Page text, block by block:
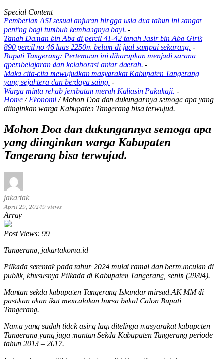
Special Content
Pemberian ASI sesuai anjuran hingga usia dua tahun ini sangat
penting bagi tumbuh kembangnya bayi. -
Tanah Daman bin Aba di percil 41-42 tanah Jasir bin Aba Girik
890 percil no 46 luas 2250m belum di jual sampai sekarang. -
Bupati Tangerang: Pertemuan ini diharapkan menjadi sarana
qpembelajaran dan kolaborasi antar daerah. -
Maka cita-cita mewujudkan masyarakat Kabupaten Tangerang
yang sejahtera dan berdaya saing. -
Warga minta rehab jembatan merah Kaliasin Pakuhaji. -
Home /Ekonomi /Mohon Doa dan dukungannya semoga apa yang
diinginkan warga Kabupaten Tangerang bisa terwujud.
Mohon Doa dan dukungannya semoga apa
yang diinginkan warga Kabupaten
Tangerang bisa terwujud.
jakartak
April 29, 20249 views
Array
Post Views: 99
Tangerang, jakartakoma.id
Pilkada serentak pada tahun 2024 mulai ramai dan bermunculan di
publik, khususnya Pilkada di Kabupaten Tangerang, senin (29/04).
Mantan sekda kabupaten Tangerang Iskandar mirsad.AK MM di
pastikan akan ikut mencalokan bursa bakal Calon Bupati
Tangerang.
Nama yang sudah tidak asing lagi ditelinga masyarakat kabupaten
Tangerang yang juga mantan Sekda Kabupaten Tangerang periode
tahun 2013 – 2017.